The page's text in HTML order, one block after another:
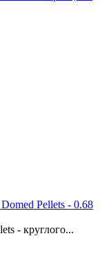
Pellets - 0.68
- круглого...